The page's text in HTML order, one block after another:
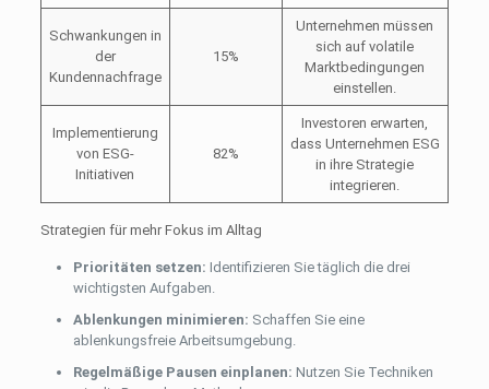
Schwankungen in
der
Kundennachfrage
15%
Unternehmen müssen
sich auf volatile
Marktbedingungen
einstellen.
Implementierung
von ESG-
Initiativen
82%
Investoren erwarten,
dass Unternehmen ESG
in ihre Strategie
integrieren.
Strategien für mehr Fokus im Alltag
Prioritäten setzen: Identifizieren Sie täglich die drei
wichtigsten Aufgaben.
Ablenkungen minimieren: Schaffen Sie eine
ablenkungsfreie Arbeitsumgebung.
Regelmäßige Pausen einplanen: Nutzen Sie Techniken